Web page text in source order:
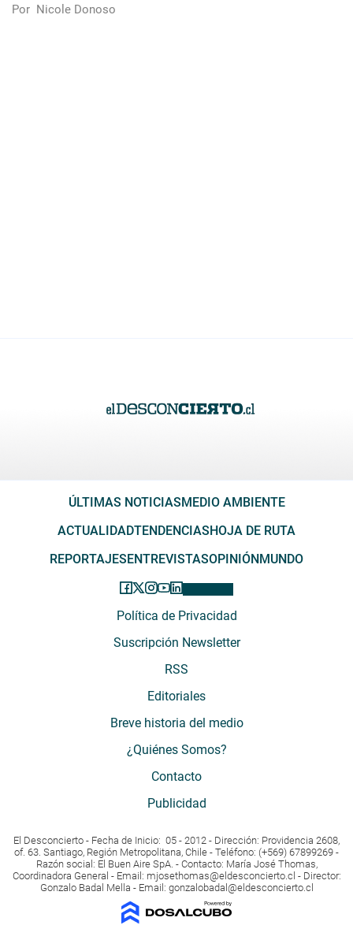
Por Nicole Donoso
ÚLTIMAS NOTICIAS MEDIO AMBIENTE
ACTUALIDADTENDENCIAS HOJA DE RUTA
REPORTAJES ENTREVISTASOPINIÓN MUNDO
Política de Privacidad
Suscripción Newsletter
RSS
Editoriales
Breve historia del medio
¿Quiénes Somos?
Contacto
Publicidad
El Desconcierto - Fecha de Inicio: 05 - 2012 - Dirección: Providencia 2608,
of. 63. Santiago, Región Metropolitana, Chile - Teléfono: (+569) 67899269 -
Razón social: El Buen Aire SpA. - Contacto: María José Thomas,
Coordinadora General - Email: mjosethomas@eldesconcierto.cl - Director:
Gonzalo Badal Mella - Email: gonzalobadal@eldesconcierto.cl